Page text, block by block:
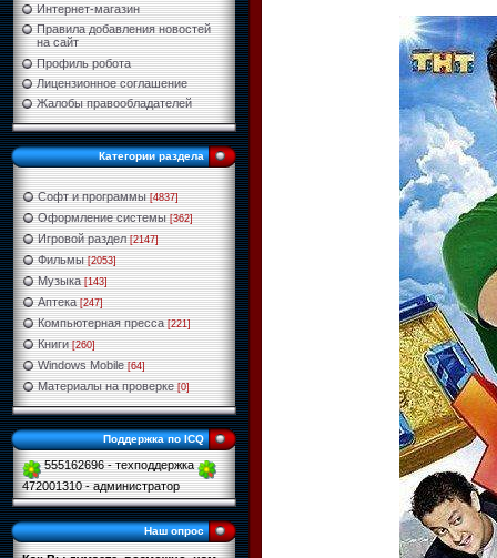
Интернет-магазин
Правила добавления новостей
на сайт
Профиль робота
Лицензионное соглашение
Жалобы правообладателей
Категории раздела
Софт и программы [4837]
Оформление системы [362]
Игровой раздел [2147]
Фильмы [2053]
Музыка [143]
Аптека [247]
Компьютерная пресса [221]
Книги [260]
Windows Mobile [64]
Материалы на проверке [0]
Поддержка по ICQ
555162696 - техподдержка
472001310 - администратор
Наш опрос